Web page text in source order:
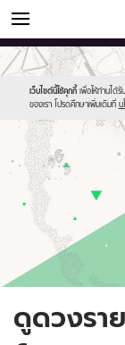
ดูดวง
เว็บไซต์นี้ใช้คุกกี้ เพื่อให้ท่านได้
ของเรา โปรดศึกษาเพิ่มเติมที่ น
Sanook
//s.isanook.com/sr/
new-
sanook.png
600
60
//s.isanook.com/ho/0/
horoscope-
wednesday.jpg
ดูดวงรา